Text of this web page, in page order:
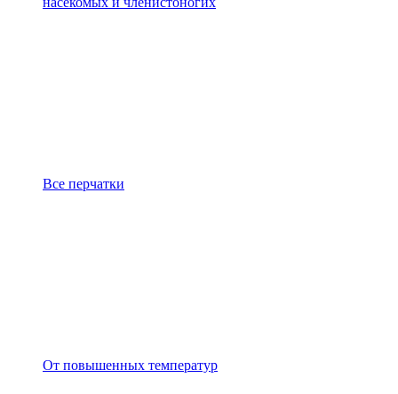
Все перчатки
От повышенных температур